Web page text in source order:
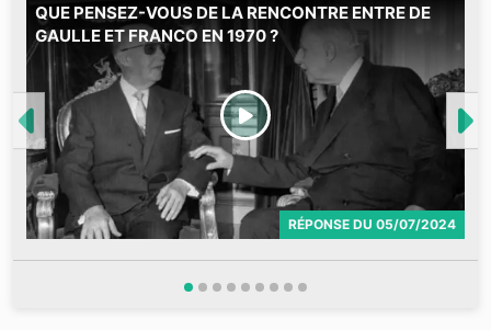
QUE PENSEZ-VOUS DE LA RENCONTRE ENTRE DE
GAULLE ET FRANCO EN 1970 ?
RÉPONSE DU 05/07/2024